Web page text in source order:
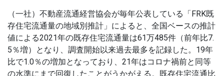
（一社）不動産流通経営協会が毎年公表している「FRK既
存住宅流通量の地域別推計」によると、全国ベースの推計
値による2021年の既存住宅流通量は61万485件（前年比7.
5％増）となり、調査開始以来過去最多を記録した。19年
比で1.0％の増加となっており、21年はコロナ禍前と同等
の水準にまで回復したことがうかがえる。既存住宅流通比